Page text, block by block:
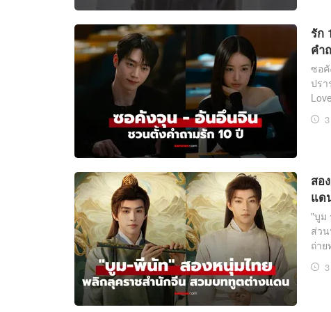
รัก
คำ
ซอคั
ปร
สอ
แด
"บูม
ส่ว
ถ่า